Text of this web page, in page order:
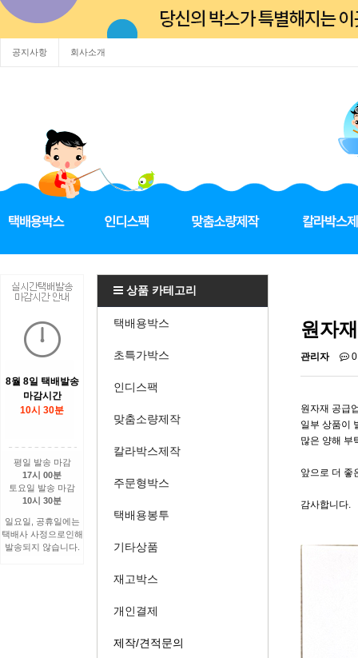
공지사항 회사소개
8월 8일 택배발송
마감시간
10시 30분
평일 발송 마감
17시 00분
토요일 발송 마감
10시 30분
일요일, 공휴일에는
택배사 사정으로인해
발송되지 않습니다.
상품 카테고리
택배용박스
초특가박스
인디스팩
맞춤소량제작
칼라박스제작
주문형박스
택배용봉투
기타상품
재고박스
개인결제
제작/견적문의
원자
관리자
원자재 공급
일부 상품이
많은 양해 부
앞으로 더 좋
감사합니다.